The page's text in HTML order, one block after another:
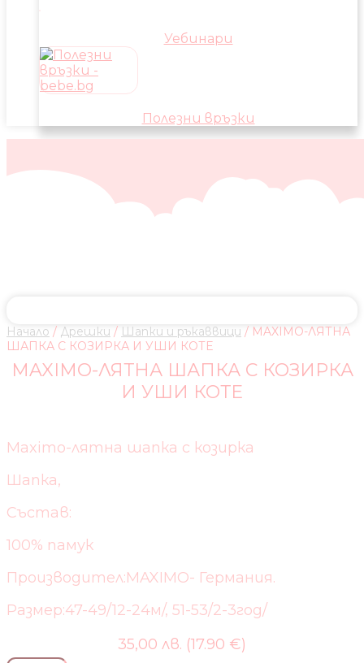
Уебинари
Полезни връзки
Начало / Дрешки / Шапки и ръкаввици / MAXIMO-ЛЯТНА
ШАПКА С КОЗИРКА И УШИ КОТЕ
MAXIMO-ЛЯТНА ШАПКА С КОЗИРКА
И УШИ КОТЕ
Maximo-лятна шапка с козирка
Шапка,
Състав:
100% памук
Производител:MAXIMO- Германия.
Размер:47-49/12-24м/, 51-53/2-3год/
35,00 лв. (17.90 €)